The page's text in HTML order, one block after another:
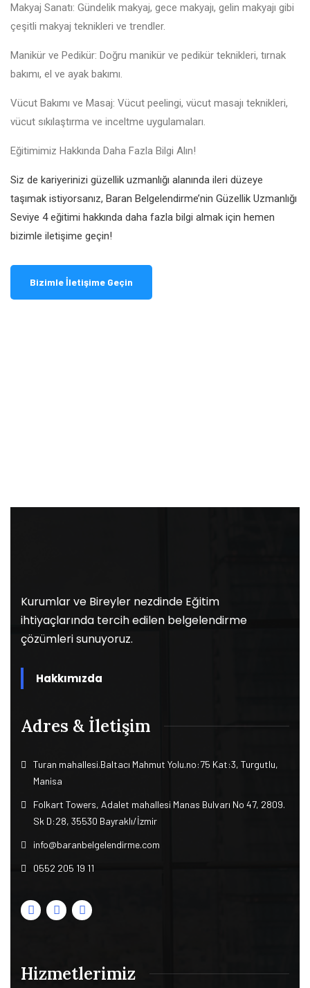
Makyaj Sanatı: Gündelik makyaj, gece makyajı, gelin makyajı gibi
çeşitli makyaj teknikleri ve trendler.
Manikür ve Pedikür: Doğru manikür ve pedikür teknikleri, tırnak
bakımı, el ve ayak bakımı.
Vücut Bakımı ve Masaj: Vücut peelingi, vücut masajı teknikleri,
vücut sıkılaştırma ve inceltme uygulamaları.
Eğitimimiz Hakkında Daha Fazla Bilgi Alın!
Siz de kariyerinizi güzellik uzmanlığı alanında ileri düzeye
taşımak istiyorsanız, Baran Belgelendirme’nin Güzellik Uzmanlığı
Seviye 4 eğitimi hakkında daha fazla bilgi almak için hemen
bizimle iletişime geçin!
Bizimle İletişime Geçin
Kurumlar ve Bireyler nezdinde Eğitim
ihtiyaçlarında tercih edilen belgelendirme
çözümleri sunuyoruz.
Hakkımızda
Adres & İletişim
Turan mahallesi.Baltacı Mahmut Yolu.no:75 Kat:3, Turgutlu,
Manisa
Folkart Towers, Adalet mahallesi Manas Bulvarı No 47, 2809.
Sk D:28, 35530 Bayraklı/İzmir
info@baranbelgelendirme.com
0552 205 19 11
Hizmetlerimiz